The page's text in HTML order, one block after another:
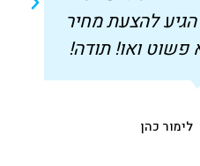
הגיע להצעת מחיר
פשוט ואו! תודה!
לימור כהן